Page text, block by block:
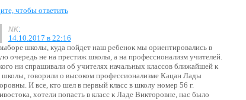
чтобы ответить
NK:
14.10.2017 в 22:16
школы, куда пойдет наш ребенок мы ориентировались в
очередь не на престиж школы, а на профессионализм учителей.
ни спрашивали об учителях начальных классов ближайшей к
говорили о высоком профессионализме Кацан Лады
И все, кто шел в первый класс в школу номер 56 г.
хотели попасть в класс к Ладе Викторовне, нас было